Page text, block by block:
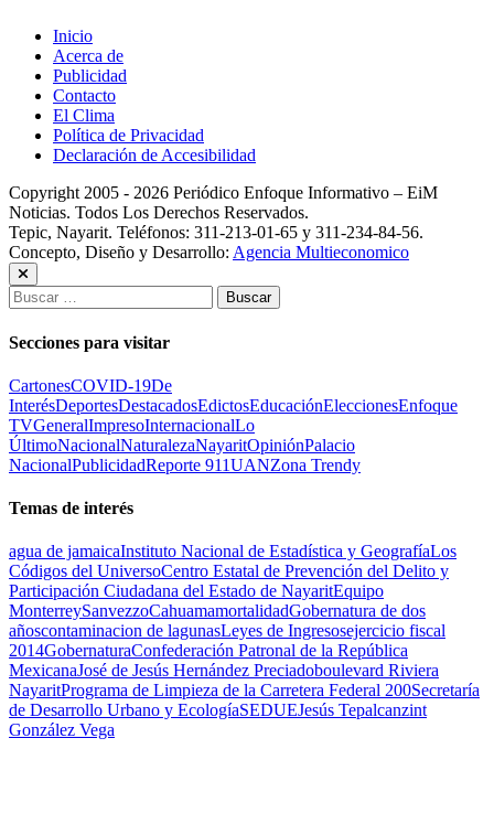
Inicio
Acerca de
Publicidad
Contacto
El Clima
Política de Privacidad
Declaración de Accesibilidad
Copyright 2005 - 2026 Periódico Enfoque Informativo – EiM
Noticias. Todos Los Derechos Reservados.
Tepic, Nayarit. Teléfonos: 311-213-01-65 y 311-234-84-56.
Concepto, Diseño y Desarrollo: Agencia Multieconomico
Buscar:
Secciones para visitar
CartonesCOVID-19De
InterésDeportesDestacadosEdictosEducaciónEleccionesEnfoque
TVGeneralImpresoInternacionalLo
ÚltimoNacionalNaturalezaNayaritOpiniónPalacio
NacionalPublicidadReporte 911UANZona Trendy
Temas de interés
agua de jamaicaInstituto Nacional de Estadística y GeografíaLos
Códigos del UniversoCentro Estatal de Prevención del Delito y
Participación Ciudadana del Estado de NayaritEquipo
MonterreySanvezzoCahuamamortalidadGobernatura de dos
añoscontaminacion de lagunasLeyes de Ingresosejercicio fiscal
2014GobernaturaConfederación Patronal de la República
MexicanaJosé de Jesús Hernández Preciadoboulevard Riviera
NayaritPrograma de Limpieza de la Carretera Federal 200Secretaría
de Desarrollo Urbano y EcologíaSEDUEJesús Tepalcanzint
González Vega